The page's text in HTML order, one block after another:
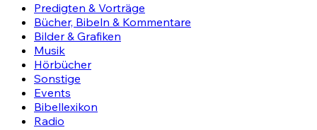
Predigten & Vorträge
Bücher, Bibeln & Kommentare
Bilder & Grafiken
Musik
Hörbücher
Sonstige
Events
Bibellexikon
Radio